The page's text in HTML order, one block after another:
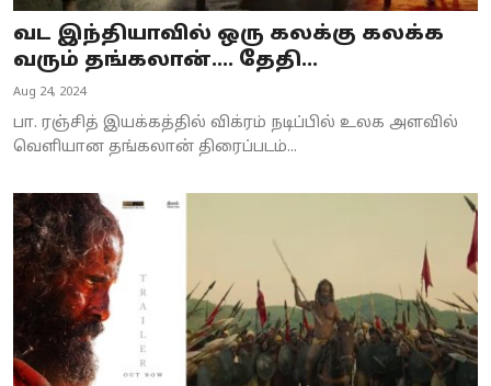
வட இந்தியாவில் ஒரு கலக்கு கலக்க
வரும் தங்கலான்.... தேதி...
Aug 24, 2024
பா. ரஞ்சித் இயக்கத்தில் விக்ரம் நடிப்பில் உலக அளவில்
வெளியான தங்கலான் திரைப்படம்...